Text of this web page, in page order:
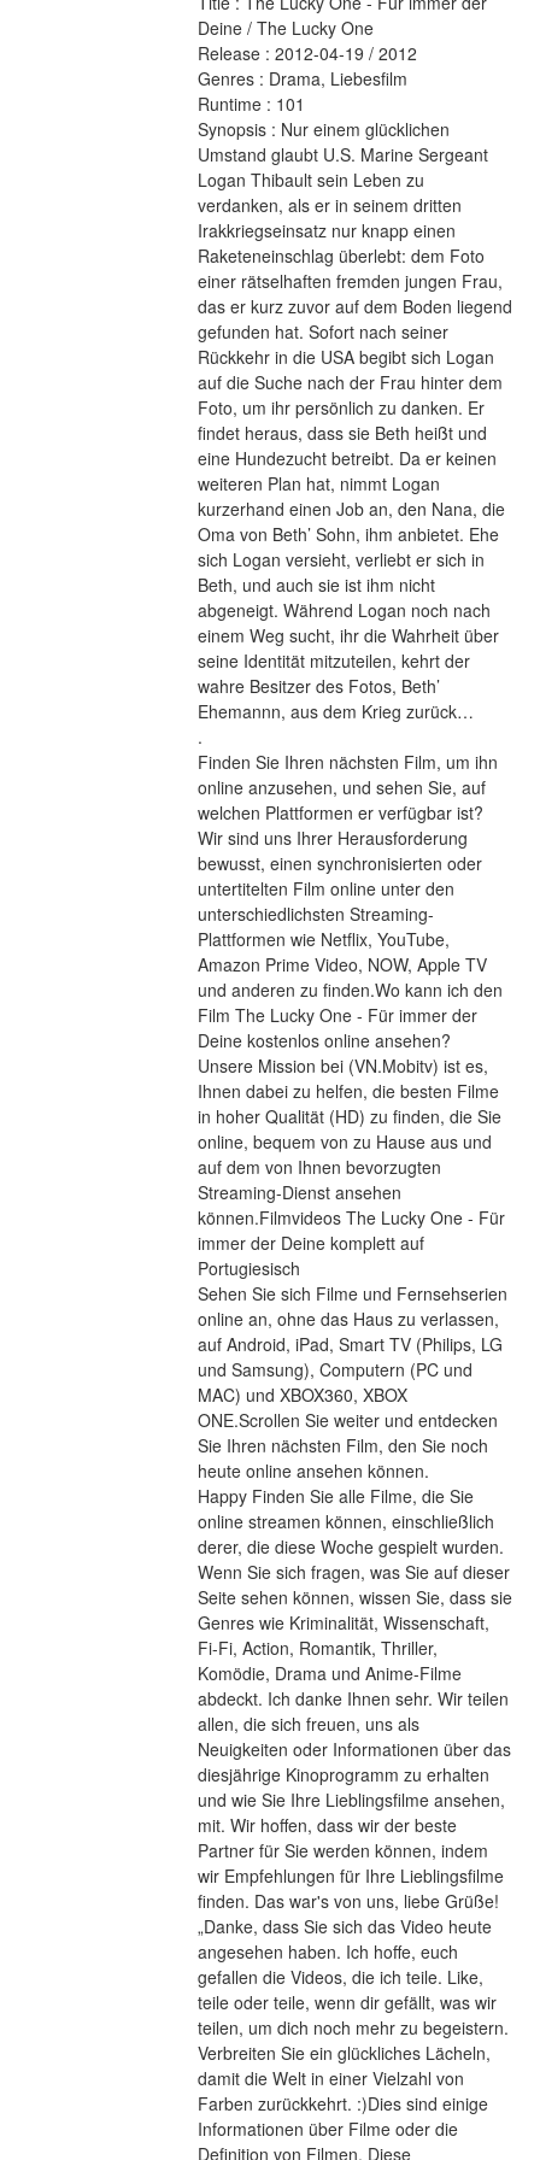
Deine / The Lucky One
Release : 2012-04-19 / 2012
Genres : Drama, Liebesfilm
Runtime : 101
Synopsis : Nur einem glücklichen
Umstand glaubt U.S. Marine Sergeant
Logan Thibault sein Leben zu
verdanken, als er in seinem dritten
Irakkriegseinsatz nur knapp einen
Raketeneinschlag überlebt: dem Foto
einer rätselhaften fremden jungen Frau,
das er kurz zuvor auf dem Boden liegend
gefunden hat. Sofort nach seiner
Rückkehr in die USA begibt sich Logan
auf die Suche nach der Frau hinter dem
Foto, um ihr persönlich zu danken. Er
findet heraus, dass sie Beth heißt und
eine Hundezucht betreibt. Da er keinen
weiteren Plan hat, nimmt Logan
kurzerhand einen Job an, den Nana, die
Oma von Beth’ Sohn, ihm anbietet. Ehe
sich Logan versieht, verliebt er sich in
Beth, und auch sie ist ihm nicht
abgeneigt. Während Logan noch nach
einem Weg sucht, ihr die Wahrheit über
seine Identität mitzuteilen, kehrt der
wahre Besitzer des Fotos, Beth’
Ehemannn, aus dem Krieg zurück…
.
Finden Sie Ihren nächsten Film, um ihn
online anzusehen, und sehen Sie, auf
welchen Plattformen er verfügbar ist?
Wir sind uns Ihrer Herausforderung
bewusst, einen synchronisierten oder
untertitelten Film online unter den
unterschiedlichsten Streaming-
Plattformen wie Netflix, YouTube,
Amazon Prime Video, NOW, Apple TV
und anderen zu finden.Wo kann ich den
Film The Lucky One - Für immer der
Deine kostenlos online ansehen?
Unsere Mission bei (VN.Mobitv) ist es,
Ihnen dabei zu helfen, die besten Filme
in hoher Qualität (HD) zu finden, die Sie
online, bequem von zu Hause aus und
auf dem von Ihnen bevorzugten
Streaming-Dienst ansehen
können.Filmvideos The Lucky One - Für
immer der Deine komplett auf
Portugiesisch
Sehen Sie sich Filme und Fernsehserien
online an, ohne das Haus zu verlassen,
auf Android, iPad, Smart TV (Philips, LG
und Samsung), Computern (PC und
MAC) und XBOX360, XBOX
ONE.Scrollen Sie weiter und entdecken
Sie Ihren nächsten Film, den Sie noch
heute online ansehen können.
Happy Finden Sie alle Filme, die Sie
online streamen können, einschließlich
derer, die diese Woche gespielt wurden.
Wenn Sie sich fragen, was Sie auf dieser
Seite sehen können, wissen Sie, dass sie
Genres wie Kriminalität, Wissenschaft,
Fi-Fi, Action, Romantik, Thriller,
Komödie, Drama und Anime-Filme
abdeckt. Ich danke Ihnen sehr. Wir teilen
allen, die sich freuen, uns als
Neuigkeiten oder Informationen über das
diesjährige Kinoprogramm zu erhalten
und wie Sie Ihre Lieblingsfilme ansehen,
mit. Wir hoffen, dass wir der beste
Partner für Sie werden können, indem
wir Empfehlungen für Ihre Lieblingsfilme
finden. Das war's von uns, liebe Grüße!
„Danke, dass Sie sich das Video heute
angesehen haben. Ich hoffe, euch
gefallen die Videos, die ich teile. Like,
teile oder teile, wenn dir gefällt, was wir
teilen, um dich noch mehr zu begeistern.
Verbreiten Sie ein glückliches Lächeln,
damit die Welt in einer Vielzahl von
Farben zurückkehrt. :)Dies sind einige
Informationen über Filme oder die
Definition von Filmen. Diese